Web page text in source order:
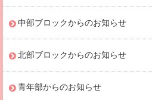
中部ブロックからのお知らせ
北部ブロックからのお知らせ
青年部からのお知らせ